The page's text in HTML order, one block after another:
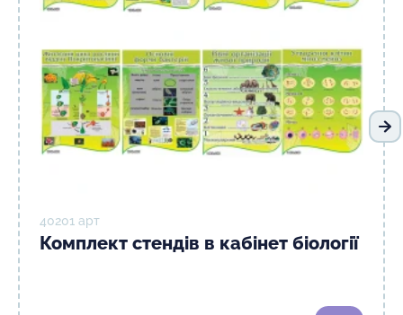
40201 арт
Комплект стендів в кабінет біології